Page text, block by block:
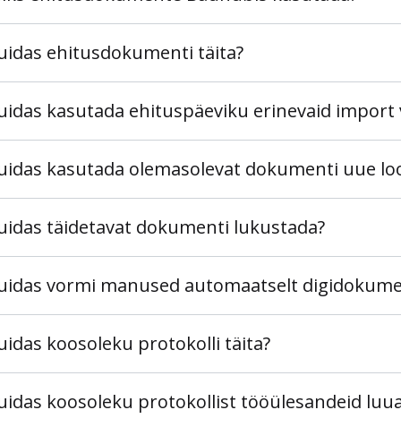
ehitusdokumenti täita?
kasutada ehituspäeviku erinevaid import
kasutada olemasolevat dokumenti uue
täidetavat dokumenti lukustada?
vormi manused automaatselt
koosoleku protokolli täita?
koosoleku protokollist tööülesandeid